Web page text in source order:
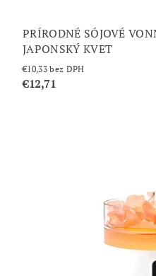
PRÍRODNÉ SÓJOVÉ
JAPONSKÝ KVET
€10,33 bez DPH
€12,71